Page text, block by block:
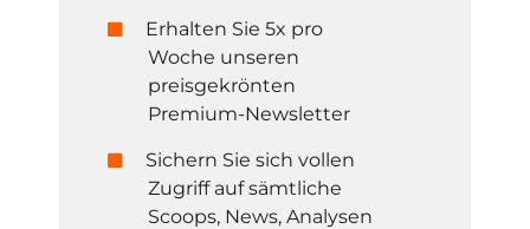
Erhalten Sie 5x pro
Woche unseren
preisgekrönten
Premium-Newsletter
Sichern Sie sich vollen
Zugriff auf sämtliche
Scoops, News, Analysen